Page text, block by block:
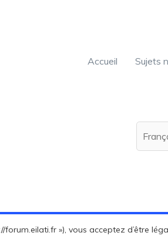
Accueil Sujets
forum.eilati.fr »), vous acceptez d’être